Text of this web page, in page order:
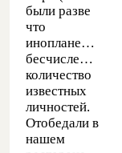
были разве
что
инопланетяне),
бесчисленное
количество
известных
личностей.
Отобедали в
нашем